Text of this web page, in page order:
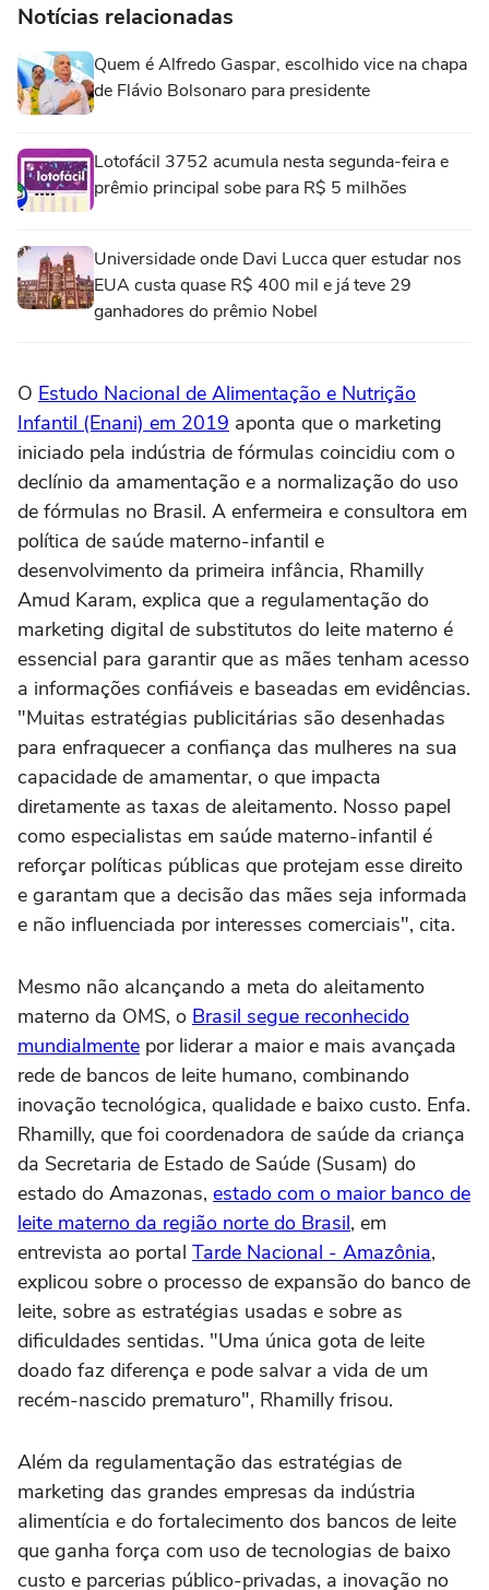
Notícias relacionadas
Quem é Alfredo Gaspar, escolhido vice na chapa
de Flávio Bolsonaro para presidente
Lotofácil 3752 acumula nesta segunda-feira e
prêmio principal sobe para R$ 5 milhões
Universidade onde Davi Lucca quer estudar nos
EUA custa quase R$ 400 mil e já teve 29
ganhadores do prêmio Nobel
O Estudo Nacional de Alimentação e Nutrição
Infantil (Enani) em 2019 aponta que o marketing
iniciado pela indústria de fórmulas coincidiu com o
declínio da amamentação e a normalização do uso
de fórmulas no Brasil. A enfermeira e consultora em
política de saúde materno-infantil e
desenvolvimento da primeira infância, Rhamilly
Amud Karam, explica que a regulamentação do
marketing digital de substitutos do leite materno é
essencial para garantir que as mães tenham acesso
a informações confiáveis e baseadas em evidências.
"Muitas estratégias publicitárias são desenhadas
para enfraquecer a confiança das mulheres na sua
capacidade de amamentar, o que impacta
diretamente as taxas de aleitamento. Nosso papel
como especialistas em saúde materno-infantil é
reforçar políticas públicas que protejam esse direito
e garantam que a decisão das mães seja informada
e não influenciada por interesses comerciais", cita.
Mesmo não alcançando a meta do aleitamento
materno da OMS, o Brasil segue reconhecido
mundialmente por liderar a maior e mais avançada
rede de bancos de leite humano, combinando
inovação tecnológica, qualidade e baixo custo. Enfa.
Rhamilly, que foi coordenadora de saúde da criança
da Secretaria de Estado de Saúde (Susam) do
estado do Amazonas, estado com o maior banco de
leite materno da região norte do Brasil, em
entrevista ao portal Tarde Nacional - Amazônia,
explicou sobre o processo de expansão do banco de
leite, sobre as estratégias usadas e sobre as
dificuldades sentidas. "Uma única gota de leite
doado faz diferença e pode salvar a vida de um
recém-nascido prematuro", Rhamilly frisou.
Além da regulamentação das estratégias de
marketing das grandes empresas da indústria
alimentícia e do fortalecimento dos bancos de leite
que ganha força com uso de tecnologias de baixo
custo e parcerias público-privadas, a inovação no